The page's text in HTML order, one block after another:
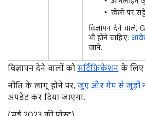
खेलों पर
विज्ञापन देने वाले,
भी होने चाहिए.
जानें.
विज्ञापन देने वालों कोसर्टिफ़िकेशन के लिए
नीति के लागू होने पर,जुए और गेम से जुड़ी
अपडेट कर दिया जाएगा.